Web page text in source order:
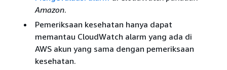
Amazon.
Pemeriksaan kesehatan hanya dapat
memantau CloudWatch alarm yang ada di
AWS akun yang sama dengan pemeriksaan
kesehatan.